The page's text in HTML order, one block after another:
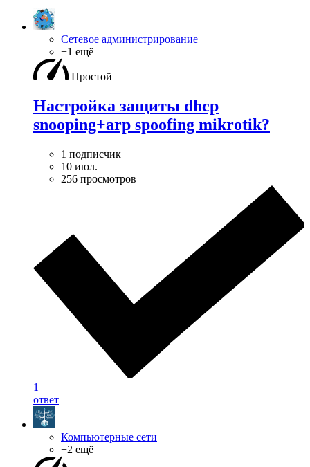
Сетевое администрирование
+1 ещё
Простой
Настройка защиты dhcp
snooping+arp spoofing mikrotik?
1 подписчик
10 июл.
256 просмотров
1
ответ
Компьютерные сети
+2 ещё